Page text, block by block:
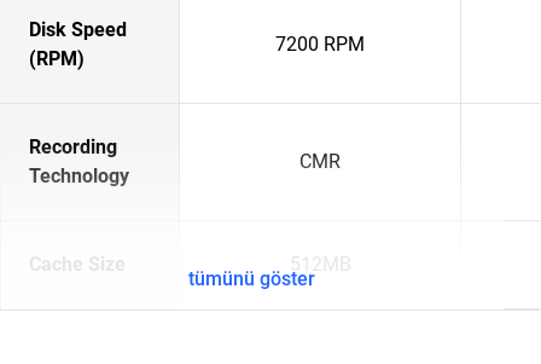
Disk Speed
(RPM)
7200 RPM
Recording
Technology
CMR
Cache Size 512MB
tümünü göster